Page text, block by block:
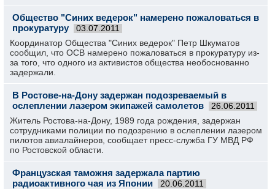
Общество "Синих ведерок" намерено пожаловаться в
прокуратуру
03.07.2011
Координатор Общества "Синих ведерок" Петр Шкуматов
сообщил, что ОСВ намерено пожаловаться в прокуратуру из-
за того, что одного из активистов общества необоснованно
задержали.
В Ростове-на-Дону задержан подозреваемый в
ослеплении лазером экипажей самолетов
26.06.2011
Житель Ростова-на-Дону, 1989 года рождения, задержан
сотрудниками полиции по подозрению в ослеплении лазером
пилотов авиалайнеров, сообщает пресс-служба ГУ МВД РФ
по Ростовской области.
Французская таможня задержала партию
радиоактивного чая из Японии
20.06.2011